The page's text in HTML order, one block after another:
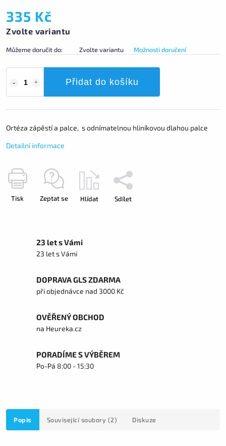
335 Kč
Zvolte variantu
Můžeme doručit do: Zvolte variantu Možnosti doručení
Přidat do košíku
Ortéza zápěstí a palce, s odnímatelnou hliníkovou dlahou palce
Detailní informace
Tisk Zeptat se Hlídat Sdílet
23 let s Vámi
23 let s Vámi
DOPRAVA GLS ZDARMA
při objednávce nad 3000 Kč
OVĚŘENÝ OBCHOD
na Heureka.cz
PORADÍME S VÝBĚREM
Po-Pá 8:00 - 15:30
Popis Související soubory (2) Diskuze